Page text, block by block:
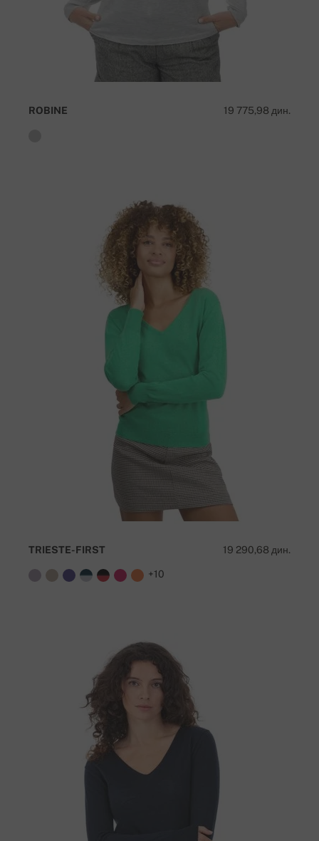
19 775,98 дин.
ROBINE
19 290,68 дин.
TRIESTE-FIRST
+10